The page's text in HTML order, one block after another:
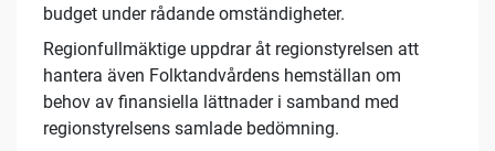
budget under rådande omständigheter.
Regionfullmäktige uppdrar åt regionstyrelsen att
hantera även Folktandvårdens hemställan om
behov av finansiella lättnader i samband med
regionstyrelsens samlade bedömning.